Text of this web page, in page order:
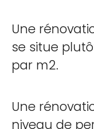
Une
se situe
par m2.
Une
niveau de